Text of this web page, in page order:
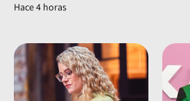
Hace 4 horas